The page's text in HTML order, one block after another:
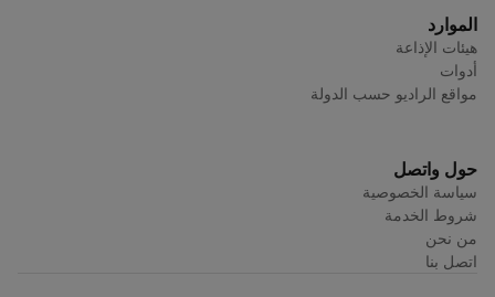
الموارد
هيئات الإذاعة
أدوات
مواقع الراديو حسب الدولة
حول واتصل
سياسة الخصوصية
شروط الخدمة
من نحن
اتصل بنا